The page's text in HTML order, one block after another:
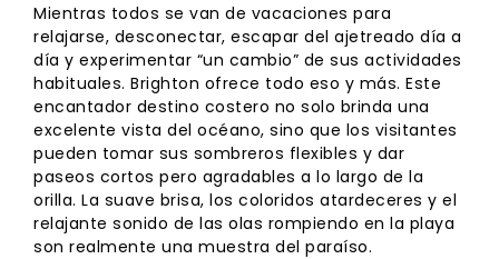
Mientras todos se van de vacaciones para
relajarse, desconectar, escapar del ajetreado día a
día y experimentar “un cambio” de sus actividades
habituales. Brighton ofrece todo eso y más. Este
encantador destino costero no solo brinda una
excelente vista del océano, sino que los visitantes
pueden tomar sus sombreros flexibles y dar
paseos cortos pero agradables a lo largo de la
orilla. La suave brisa, los coloridos atardeceres y el
relajante sonido de las olas rompiendo en la playa
son realmente una muestra del paraíso.